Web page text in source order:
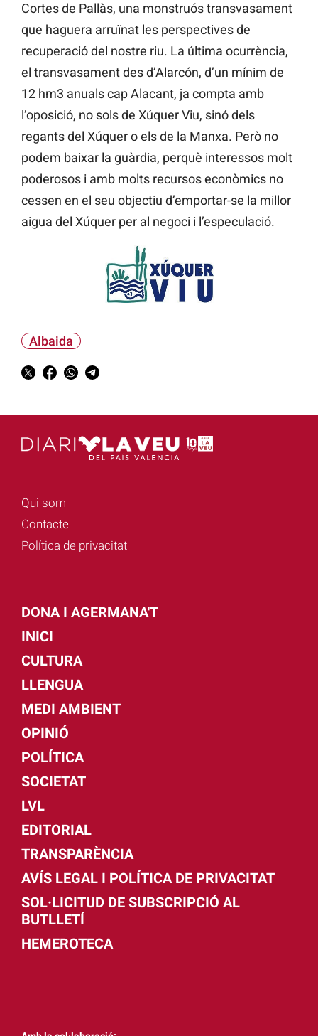
Cortes de Pallàs, una monstruós transvasament
que haguera arruïnat les perspectives de
recuperació del nostre riu. La última ocurrència,
el transvasament des d’Alarcón, d’un mínim de
12 hm3 anuals cap Alacant, ja compta amb
l’oposició, no sols de Xúquer Viu, sinó dels
regants del Xúquer o els de la Manxa. Però no
podem baixar la guàrdia, perquè interessos molt
poderosos i amb molts recursos econòmics no
cessen en el seu objectiu d’emportar-se la millor
aigua del Xúquer per al negoci i l’especulació.
Albaida
Qui som
Contacte
Política de privacitat
DONA I AGERMANA'T
INICI
CULTURA
LLENGUA
MEDI AMBIENT
OPINIÓ
POLÍTICA
SOCIETAT
LVL
EDITORIAL
TRANSPARÈNCIA
AVÍS LEGAL I POLÍTICA DE PRIVACITAT
SOL·LICITUD DE SUBSCRIPCIÓ AL
BUTLLETÍ
HEMEROTECA